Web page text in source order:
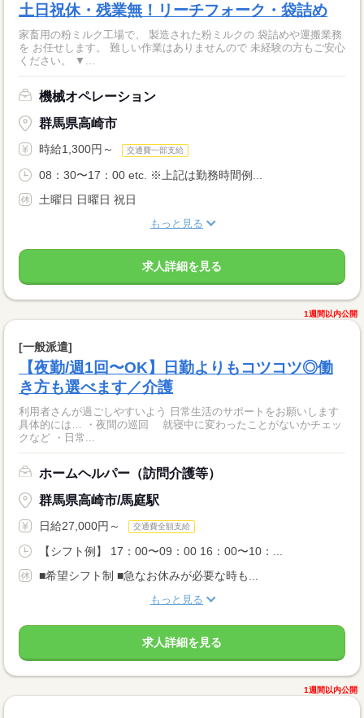
土日祝休・残業無！リーチフォーク・袋詰め
家畜用の粉ミルク工場で、 製造された粉ミルクの 袋詰めや運搬業務
を お任せします。 難しい作業はありませんので 未経験の方もご安心
ください。 ▼...
機械オペレーション
群馬県高崎市
時給1,300円～ 交通費一部支給
08：30〜17：00 etc. ※上記は勤務時間例...
土曜日 日曜日 祝日
もっと見る
求人詳細を見る
1週間以内公開
[一般派遣]
【夜勤/週1回〜OK】日勤よりもコツコツ◎働
き方も選べます／介護
利用者さんが過ごしやすいよう 日常生活のサポートをお願いします
具体的には… ・夜間の巡回 就寝中に変わったことがないかチェッ
クなど ・日常...
ホームヘルパー（訪問介護等）
群馬県高崎市/馬庭駅
日給27,000円～ 交通費全額支給
【シフト例】 17：00〜09：00 16：00〜10：...
■希望シフト制 ■急なお休みが必要な時も...
もっと見る
求人詳細を見る
1週間以内公開